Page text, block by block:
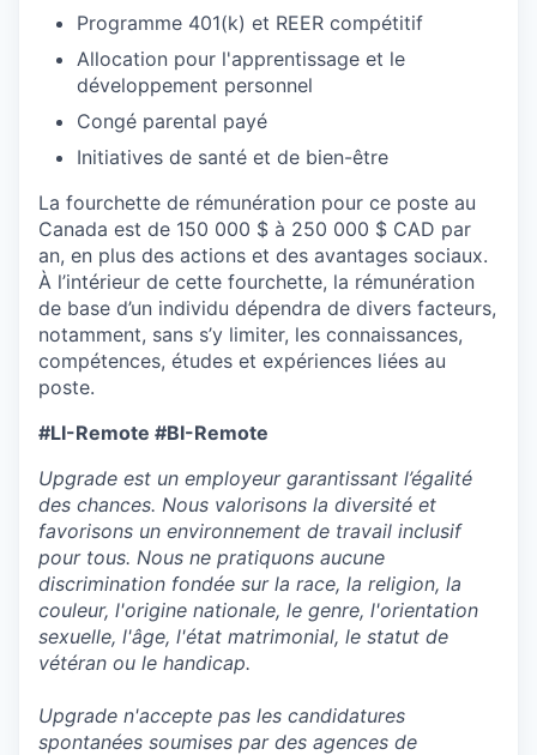
Programme 401(k) et REER compétitif
Allocation pour l'apprentissage et le
développement personnel
Congé parental payé
Initiatives de santé et de bien-être
La fourchette de rémunération pour ce poste au
Canada est de 150 000 $ à 250 000 $ CAD par
an, en plus des actions et des avantages sociaux.
À l’intérieur de cette fourchette, la rémunération
de base d’un individu dépendra de divers facteurs,
notamment, sans s’y limiter, les connaissances,
compétences, études et expériences liées au
poste.
#LI-Remote #BI-Remote
Upgrade est un employeur garantissant l’égalité
des chances. Nous valorisons la diversité et
favorisons un environnement de travail inclusif
pour tous. Nous ne pratiquons aucune
discrimination fondée sur la race, la religion, la
couleur, l'origine nationale, le genre, l'orientation
sexuelle, l'âge, l'état matrimonial, le statut de
vétéran ou le handicap.
Upgrade n'accepte pas les candidatures
spontanées soumises par des agences de